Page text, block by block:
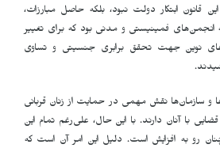
قانون ابتکار دولت نبود، بلکه حاصل مبارزات،
انجمن‌های فمینیستی و مدنی بود که برای تغییر
نوین جهت تحقق برابری جنسیتی و تساوی
و سازمان‌ها نقش مهمی در حمایت از زنان قربانی
با آنان دارند. با این حال، علی‌رغم تمام این
رو به افزایش است. دلیل این امر آن است که